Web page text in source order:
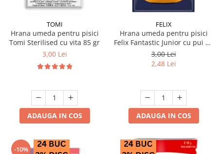
TOMI
Hrana umeda pentru pisici
Tomi Sterilised cu vita 85 gr
3,00 Lei
ADAUGA IN COS
FELIX
Hrana umeda pentru pisici
Felix Fantastic Junior cu pui 85
gr
3,00 Lei
2,48 Lei
ADAUGA IN COS
-10%